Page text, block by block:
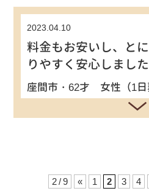
2023.04.10
料金もお安いし、と
りやすく安心しました
座間市・62才 女性（1日
2 / 9 « 1 2 3 4